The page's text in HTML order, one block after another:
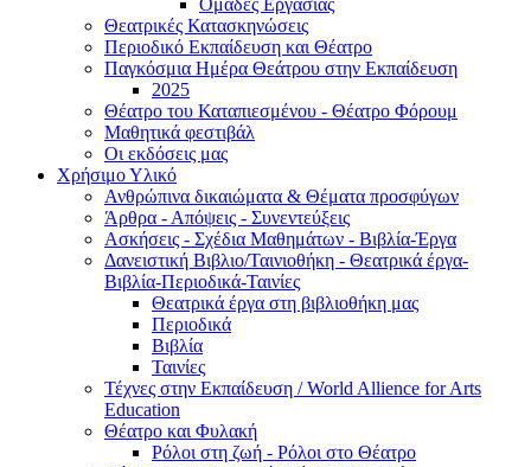
Ομάδες Εργασίας
Θεατρικές Κατασκηνώσεις
Περιοδικό Εκπαίδευση και Θέατρο
Παγκόσμια Ημέρα Θεάτρου στην Εκπαίδευση
2025
Θέατρο του Καταπιεσμένου - Θέατρο Φόρουμ
Μαθητικά φεστιβάλ
Οι εκδόσεις μας
Χρήσιμο Υλικό
Ανθρώπινα δικαιώματα & Θέματα προσφύγων
Άρθρα - Απόψεις - Συνεντεύξεις
Ασκήσεις - Σχέδια Μαθημάτων - Βιβλία-Έργα
Δανειστική Βιβλιο/Ταινιοθήκη - Θεατρικά έργα-
Βιβλία-Περιοδικά-Ταινίες
Θεατρικά έργα στη βιβλιοθήκη μας
Περιοδικά
Βιβλία
Ταινίες
Τέχνες στην Εκπαίδευση / World Allience for Arts
Education
Θέατρο και Φυλακή
Ρόλοι στη ζωή - Ρόλοι στο Θέατρο